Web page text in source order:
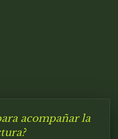
el primero en conocer las
acompañar la